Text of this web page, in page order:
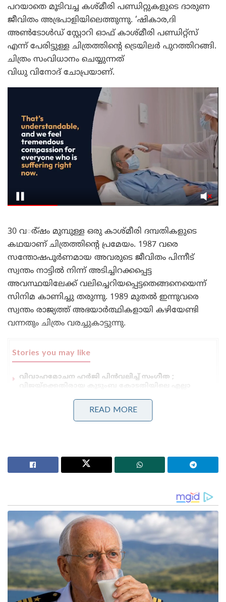
പറയാതെ മൂടിവച്ച കശ്മീരി പണ്ഡിറ്റുകളുടെ ദാരുണ
ജീവിതം അഭ്രപാളിയിലെത്തുന്നു. ‘ഷികാര,ദി
അണ്‍ടോള്‍ഡ് സ്റ്റോറി ഓഫ് കാശ്മീരി പണ്ഡിറ്റ്‌സ്
എന്ന് പേരിട്ടുള്ള ചിത്രത്തിന്റെ ട്രെയിലര്‍ പുറത്തിറങ്ങി.
ചിത്രം സംവിധാനം ചെയ്യുന്നത്‌
വിധു വിനോദ് ചോപ്രയാണ്.
30 വര്‍്ഷം മുമ്പുള്ള ഒരു കാശ്മീരി ദമ്പതികളുടെ
കഥയാണ് ചിത്രത്തിന്റെ പ്രമേയം. 1987 വരെ
സന്തോഷപൂര്‍ണമായ അവരുടെ ജീവിതം പിന്നീട്
സ്വന്തം നാട്ടില്‍ നിന്ന് അടിച്ചിറക്കപ്പെട്ട
അവസ്ഥയിലേക്ക് വലിച്ചെറിയപ്പെട്ടതെങ്ങനെയെന്ന്
സിനിമ കാണിച്ചു തരുന്നു. 1989 മുതല്‍ ഇന്നുവരെ
സ്വന്തം രാജ്യത്ത് അഭയാര്‍ത്ഥികളായി കഴിയേണ്ടി
വന്നതും ചിത്രം വരച്ചുകാട്ടുന്നു.
Stories you may like
വിവാഹമോചന ഹർജി പിൻവലിച്ച് സംഗീത ;
ഞാൻ പേളി മാണി; ഇഷ്ടനിറം കാവി;എനിക്ക്
അഭിപ്രായ സ്വാതന്ത്ര്യമുണ്ട് ; ക്രൂശിച്ച്‌ സോഷ്യൽ
കശ്മീരിലെ ഇസ്ലാമിക തീവ്രവാദവും അതിന് കൂട്ടു
READ MORE